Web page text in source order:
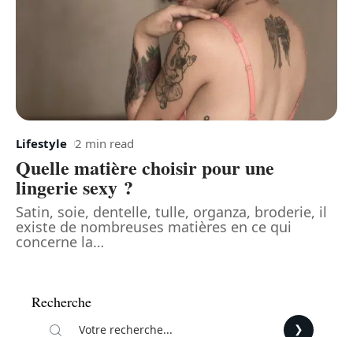
Lifestyle 2 min read
Quelle matière choisir pour une
lingerie sexy ?
Satin, soie, dentelle, tulle, organza, broderie, il
existe de nombreuses matières en ce qui
concerne la…
Recherche